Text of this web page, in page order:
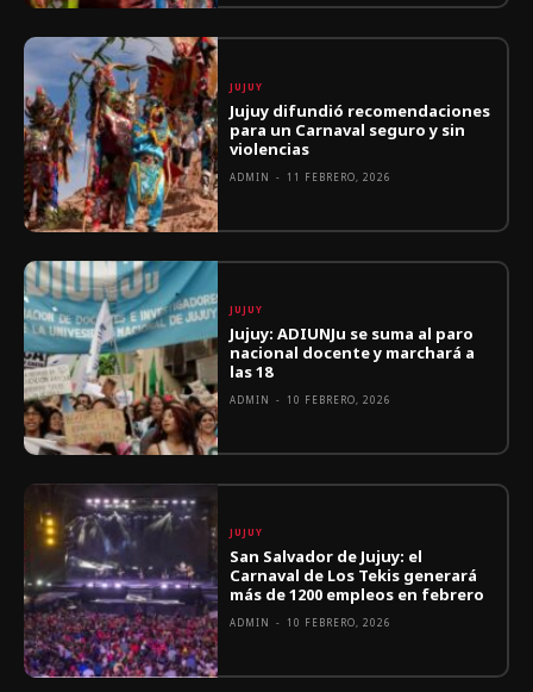
JUJUY
Jujuy difundió recomendaciones
para un Carnaval seguro y sin
violencias
ADMIN - 11 FEBRERO, 2026
JUJUY
Jujuy: ADIUNJu se suma al paro
nacional docente y marchará a
las 18
ADMIN - 10 FEBRERO, 2026
JUJUY
San Salvador de Jujuy: el
Carnaval de Los Tekis generará
más de 1200 empleos en febrero
ADMIN - 10 FEBRERO, 2026